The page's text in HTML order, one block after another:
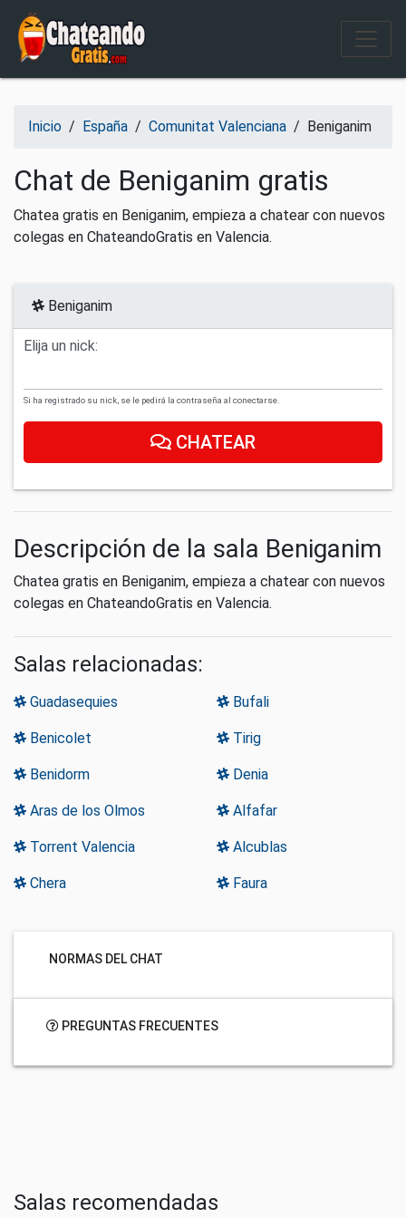
Salir del contenido
Inicio / España / Comunitat Valenciana / Beniganim
Chat de Beniganim gratis
Chatea gratis en Beniganim, empieza a chatear con nuevos
colegas en ChateandoGratis en Valencia.
Beniganim
Elija un nick:
Si ha registrado su nick, se le pedirá la contraseña al conectarse.
CHATEAR
Descripción de la sala Beniganim
Chatea gratis en Beniganim, empieza a chatear con nuevos
colegas en ChateandoGratis en Valencia.
Salas relacionadas:
Guadasequies Bufali
Benicolet Tirig
Benidorm Denia
Aras de los Olmos Alfafar
Torrent Valencia Alcublas
Chera Faura
NORMAS DEL CHAT
PREGUNTAS FRECUENTES
Salas recomendadas